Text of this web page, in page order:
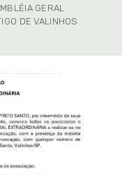
GERAL
DE VALINHOS